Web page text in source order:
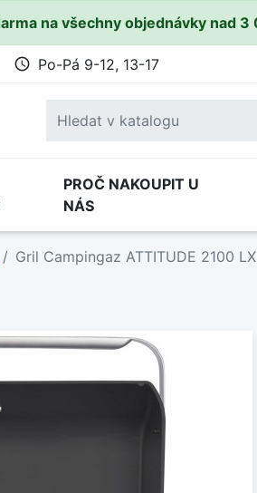
na všechny objednávky nad 3
access_time Po-Pá 9-12, 13-17
PROČ NAKOUPIT U
NÁS
Gril Campingaz ATTITUDE 2100 LX